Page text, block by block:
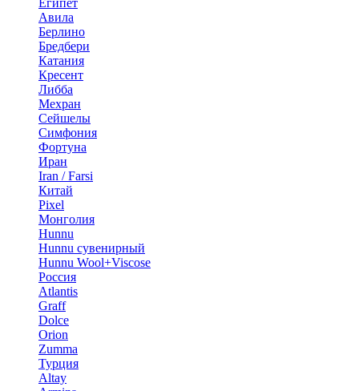
Египет
Авила
Берлино
Бредбери
Катания
Кресент
Либба
Мехран
Сейшелы
Симфония
Фортуна
Иран
Iran / Farsi
Китай
Pixel
Монголия
Hunnu
Hunnu сувенирный
Hunnu Wool+Viscose
Россия
Atlantis
Graff
Dolce
Orion
Zumma
Турция
Altay